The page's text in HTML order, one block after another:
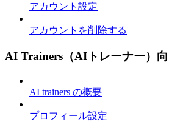
アカウント設定
アカウントを削除する
AI Trainers（AIトレーナー）
AI trainers の概要
プロフィール設定